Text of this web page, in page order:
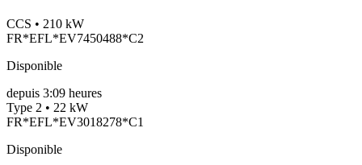
CCS • 210 kW
FR*EFL*EV7450488*C2
Disponible
depuis 3:09 heures
Type 2 • 22 kW
FR*EFL*EV3018278*C1
Disponible